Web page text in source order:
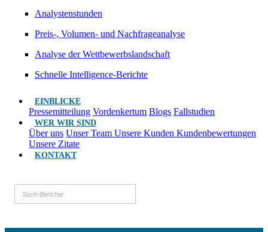
Analystenstunden
Preis-, Volumen- und Nachfrageanalyse
Analyse der Wettbewerbslandschaft
Schnelle Intelligence-Berichte
EINBLICKE
Pressemitteilung Vordenkertum Blogs Fallstudien
WER WIR SIND
Über uns Unser Team Unsere Kunden Kundenbewertungen
Unsere Zitate
KONTAKT